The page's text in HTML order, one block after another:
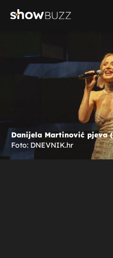
Danijela Martinović pjeva
Foto: DNEVNIK.hr